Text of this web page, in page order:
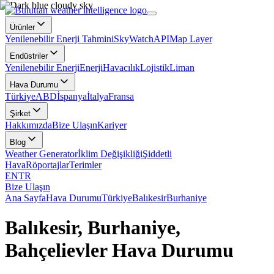
Ürünler
Yenilenebilir Enerji TahminiSkyWatchAPIMap Layer
Endüstriler
Yenilenebilir EnerjiEnerjiHavacılıkLojistikLiman
Hava Durumu
TürkiyeABDİspanyaİtalyaFransa
Şirket
HakkımızdaBize UlaşınKariyer
Blog
Weather Generatorİklim DeğişikliğiŞiddetli
HavaRöportajlarTerimler
ENTR
Bize Ulaşın
Ana SayfaHava DurumuTürkiyeBalıkesirBurhaniye
Balıkesir, Burhaniye,
Bahçelievler Hava Durumu